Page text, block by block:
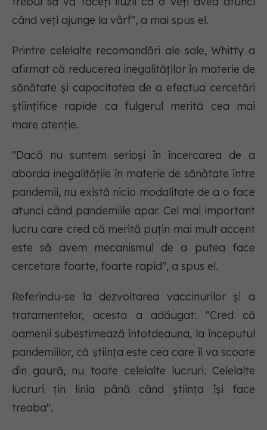
când veți ajunge la vârf", a mai spus el.
Printre celelalte recomandări ale sale, Whitty a
afirmat că reducerea inegalităților în materie de
sănătate și capacitatea de a efectua cercetări
științifice rapide ca fulgerul merită cea mai
mare atenție.
"Dacă nu suntem serioși în încercarea de a
aborda inegalitățile în materie de sănătate între
pandemii, nu există nicio modalitate de a o face
atunci când pandemiile apar. Cel mai important
lucru care cred că merită puțin mai mult accent
este să avem mecanismul de a putea face
cercetare foarte, foarte rapid", a spus el.
Referindu-se la dezvoltarea vaccinurilor și a
tratamentelor, acesta a adăugat: "Cred că
oamenii subestimează întotdeauna, la începutul
pandemiilor, că știința este cea care îi va scoate
din gaură, nu toate celelalte lucruri. Celelalte
lucruri țin linia până când știința își face
treaba".